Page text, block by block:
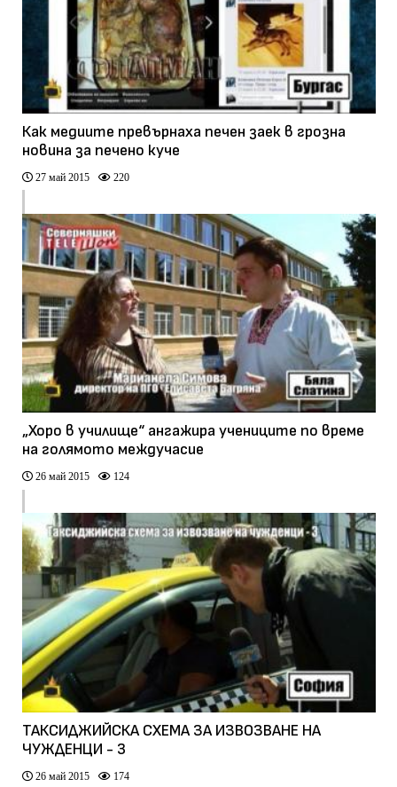
Как медиите превърнаха печен заек в грозна
новина за печено куче
27 май 2015 220
„Хоро в училище“ ангажира учениците по време
на голямото междучасие
26 май 2015 124
ТАКСИДЖИЙСКА СХЕМА ЗА ИЗВОЗВАНЕ НА
ЧУЖДЕНЦИ - 3
26 май 2015 174